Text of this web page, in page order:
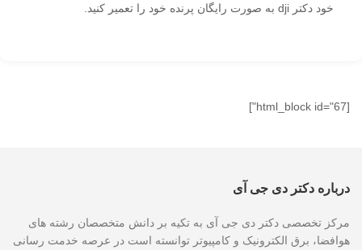
خود دکتر dji به صورت رایگان پرنده خود را تعمیر کنید.
[html_block id="67"]
درباره دکتر دی جی آی
مرکز تخصصی دکتر دی جی آی به تکیه بر دانش متخصصان رشته های
هوافضا، برق الکترونیک و کامپیوتر توانسته است در عرصه خدمت رسانی